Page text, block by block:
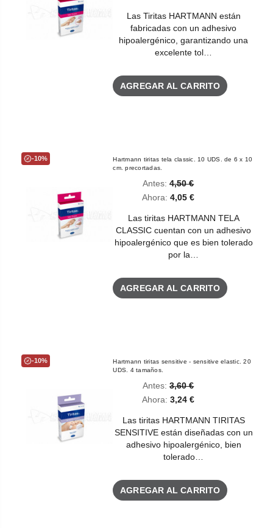
Las Tiritas HARTMANN están
fabricadas con un adhesivo
hipoalergénico, garantizando una
excelente tol…
AGREGAR AL CARRITO
-10%
Hartmann tiritas tela classic. 10 UDS. de 6 x 10
cm. precortadas.
Ahora: 4,05 €
Antes: 4,50 €
Las tiritas HARTMANN TELA
CLASSIC cuentan con un adhesivo
hipoalergénico que es bien tolerado
por la…
AGREGAR AL CARRITO
-10%
Hartmann tiritas sensitive - sensitive elastic. 20
UDS. 4 tamaños.
Ahora: 3,24 €
Antes: 3,60 €
Las tiritas HARTMANN TIRITAS
SENSITIVE están diseñadas con un
adhesivo hipoalergénico, bien
tolerado…
AGREGAR AL CARRITO